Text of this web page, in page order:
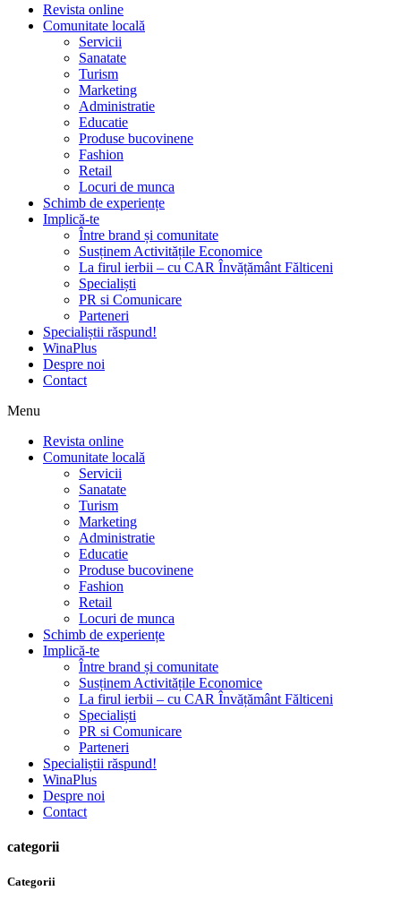
Revista online
Comunitate locală
Servicii
Sanatate
Turism
Marketing
Administratie
Educatie
Produse bucovinene
Fashion
Retail
Locuri de munca
Schimb de experiențe
Implică-te
Între brand și comunitate
Susținem Activitățile Economice
La firul ierbii – cu CAR Învățământ Fălticeni
Specialiști
PR si Comunicare
Parteneri
Specialiștii răspund!
WinaPlus
Despre noi
Contact
Menu
Revista online
Comunitate locală
Servicii
Sanatate
Turism
Marketing
Administratie
Educatie
Produse bucovinene
Fashion
Retail
Locuri de munca
Schimb de experiențe
Implică-te
Între brand și comunitate
Susținem Activitățile Economice
La firul ierbii – cu CAR Învățământ Fălticeni
Specialiști
PR si Comunicare
Parteneri
Specialiștii răspund!
WinaPlus
Despre noi
Contact
categorii
Categorii